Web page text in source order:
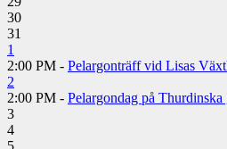
30
31
1
2:00 PM - Pelargonträff vid Lisas
2
2:00 PM - Pelargondag på Thurdinska
3
4